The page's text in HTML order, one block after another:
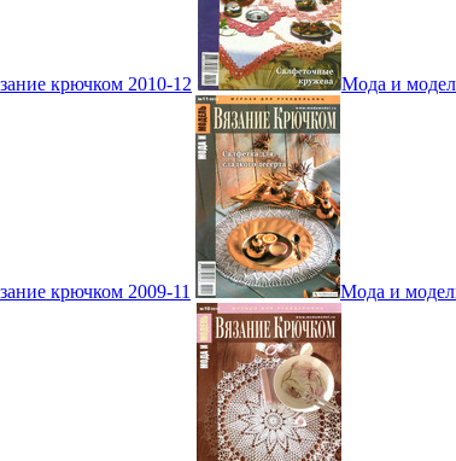
крючком 2010-12 Мода и
крючком 2009-11 Мода и